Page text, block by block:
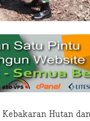
Hutan